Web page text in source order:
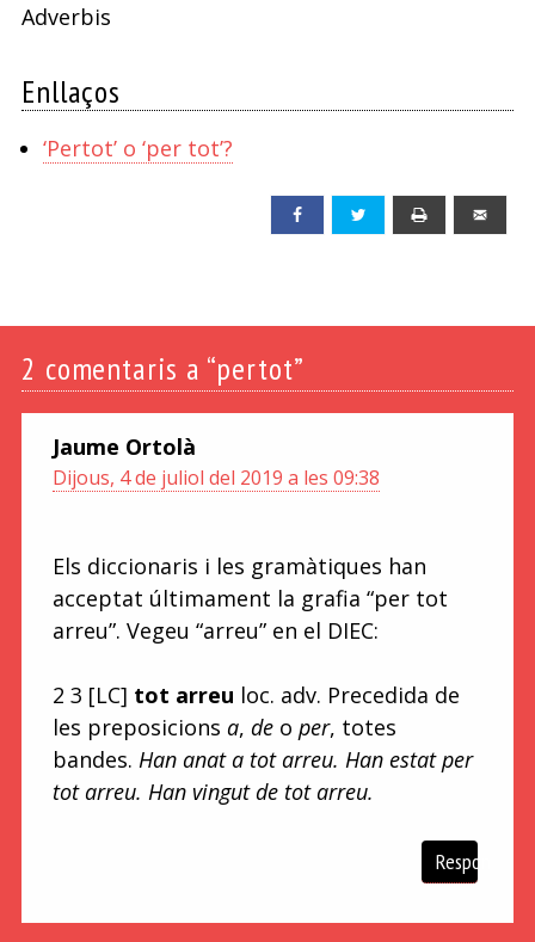
Adverbis
Enllaços
‘Pertot’ o ‘per tot’?
Facebook Twitter
2 comentaris a “pertot”
Jaume Ortolà
Dijous, 4 de juliol del 2019 a les 09:38
Els diccionaris i les gramàtiques han
acceptat últimament la grafia “per tot
arreu”. Vegeu “arreu” en el DIEC:
2 3 [LC] tot arreu loc. adv. Precedida de
les preposicions a, deo per, totes
bandes. Han anat a tot arreu. Han estat per
tot arreu. Han vingut de tot arreu.
Respon